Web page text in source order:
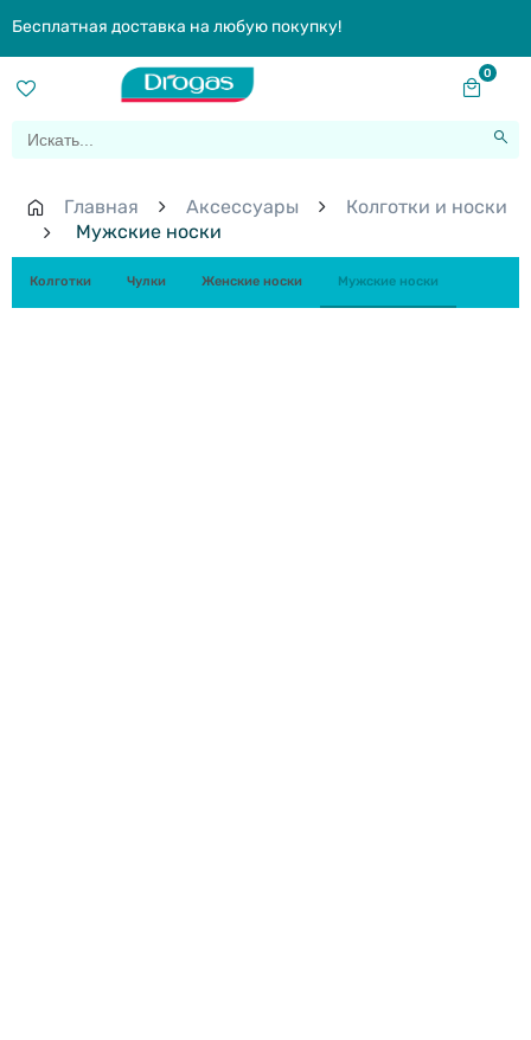
Бесплатная доставка на любую покупку!
0
Главная Aксессуары
Колготки и носки
Мужские носки
Колготки Чулки Женские носки Мужские носки